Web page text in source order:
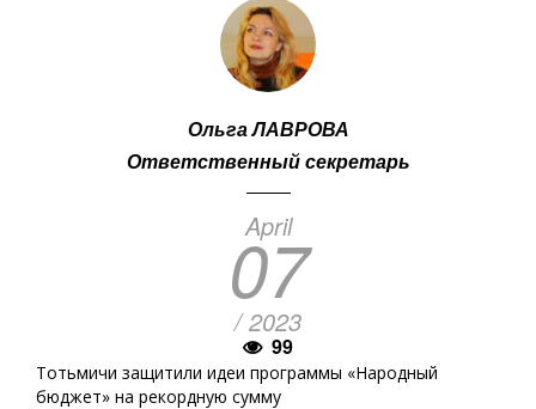
Ольга ЛАВРОВА
Ответственный секретарь
April
07
/ 2023
99
Тотьмичи защитили идеи программы «Народный
бюджет» на рекордную сумму